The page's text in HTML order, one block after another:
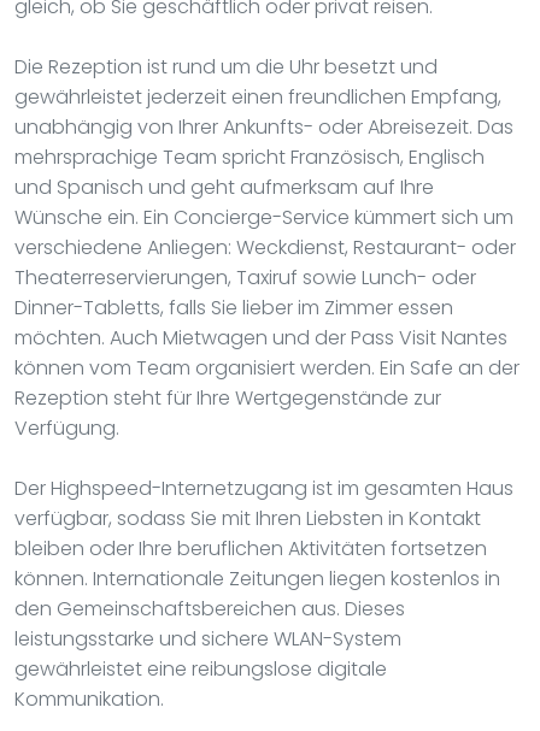
gleich, ob Sie geschäftlich oder privat reisen.
Die Rezeption ist rund um die Uhr besetzt und
gewährleistet jederzeit einen freundlichen Empfang,
unabhängig von Ihrer Ankunfts- oder Abreisezeit. Das
mehrsprachige Team spricht Französisch, Englisch
und Spanisch und geht aufmerksam auf Ihre
Wünsche ein. Ein Concierge-Service kümmert sich um
verschiedene Anliegen: Weckdienst, Restaurant- oder
Theaterreservierungen, Taxiruf sowie Lunch- oder
Dinner-Tabletts, falls Sie lieber im Zimmer essen
möchten. Auch Mietwagen und der Pass Visit Nantes
können vom Team organisiert werden. Ein Safe an der
Rezeption steht für Ihre Wertgegenstände zur
Verfügung.
Der Highspeed-Internetzugang ist im gesamten Haus
verfügbar, sodass Sie mit Ihren Liebsten in Kontakt
bleiben oder Ihre beruflichen Aktivitäten fortsetzen
können. Internationale Zeitungen liegen kostenlos in
den Gemeinschaftsbereichen aus. Dieses
leistungsstarke und sichere WLAN-System
gewährleistet eine reibungslose digitale
Kommunikation.